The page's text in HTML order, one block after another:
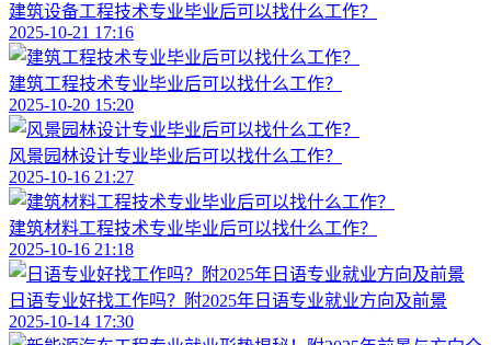
建筑设备工程技术专业毕业后可以找什么工作？
2025-10-21 17:16
建筑工程技术专业毕业后可以找什么工作？
2025-10-20 15:20
风景园林设计专业毕业后可以找什么工作？
2025-10-16 21:27
建筑材料工程技术专业毕业后可以找什么工作？
2025-10-16 21:18
日语专业好找工作吗？附2025年日语专业就业方向及前景
2025-10-14 17:30